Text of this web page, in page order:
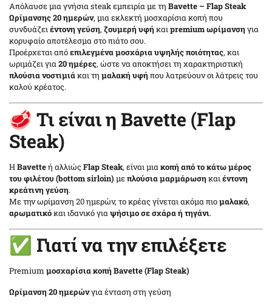
Απόλαυσε μια γνήσια steak εμπειρία με τη Bavette – Flap Steak
Ωρίμανσης 20 ημερών, μια εκλεκτή μοσχαρίσια κοπή που
συνδυάζειέντονη γεύση, ζουμερή υφή καιpremium ωρίμανση για
κορυφαίο αποτέλεσμα στο πιάτο σου.
Προέρχεται απόεπιλεγμένα μοσχάρια υψηλής ποιότητας, και
ωριμάζει για20 ημέρες, ώστε να αποκτήσει τη χαρακτηριστική
πλούσια νοστιμιάκαι τη μαλακή υφή που λατρεύουν οι λάτρεις του
καλού κρέατος.
🥩 Τι είναι η Bavette (Flap
Steak)
ΗBavetteή αλλιώςFlap Steak, είναι μια κοπή από το κάτω μέρος
του φιλέτου (bottom sirloin) μεπλούσια μαρμάρωση και έντονη
κρεάτινη γεύση.
Με την ωρίμανση 20 ημερών, το κρέας γίνεται ακόμα πιομαλακό,
αρωματικόκαι ιδανικό για ψήσιμο σε σχάρα ή τηγάνι.
✅ Γιατί να την επιλέξετε
Premiumμοσχαρίσια κοπή Bavette (Flap Steak)
Ωρίμανση 20 ημερώνγια ένταση στη γεύση